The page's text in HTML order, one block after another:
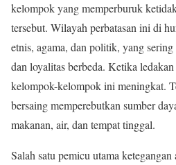
kelompok yang memperburuk
tersebut. Wilayah perbatasan ini di
etnis, agama, dan politik, yang
dan loyalitas berbeda. Ketika
kelompok-kelompok ini meningkat.
bersaing memperebutkan sumber
makanan, air, dan tempat tinggal.
Salah satu pemicu utama